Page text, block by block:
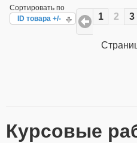
Сортировать по
ID товара +/-
1 2 3
Курсовые